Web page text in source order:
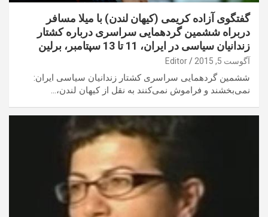
گفتگوی آزاده کریمی (کیهان لندن) با میلا مسافر
دربراه ششمین گردهمایی سراسری درباره کشتار
زندانیان سیاسی در ایران، 11 تا 13 سپتامبر، برلین
آگوست 5, 2015 Editor
ششمین گردهمایی سراسری کشتار زندانیان سیاسی ایران:
نمی‌بخشند و فراموش نمی‌کنند به نقل از کیهان لندن،…